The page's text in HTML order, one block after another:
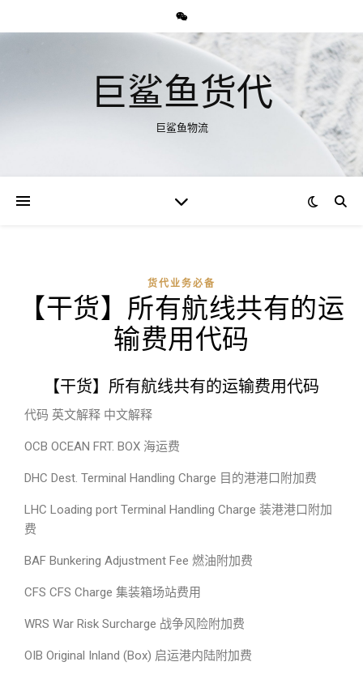
巨鲨鱼货代
巨鲨鱼物流
货代业务必备
【干货】所有航线共有的运
输费用代码
【干货】所有航线共有的运输费用代码
代码 英文解释 中文解释
OCB OCEAN FRT. BOX 海运费
DHC Dest. Terminal Handling Charge 目的港港口附加费
LHC Loading port Terminal Handling Charge 装港港口附加
费
BAF Bunkering Adjustment Fee 燃油附加费
CFS CFS Charge 集装箱场站费用
WRS War Risk Surcharge 战争风险附加费
OIB Original Inland (Box) 启运港内陆附加费